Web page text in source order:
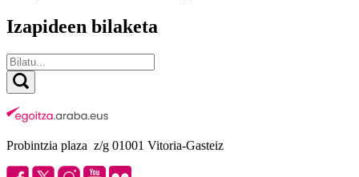
Izapideen bilaketa
Probintzia plaza z/g 01001 Vitoria-Gasteiz